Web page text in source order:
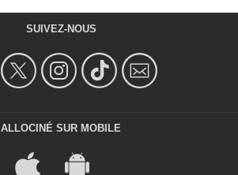
SUIVEZ-NOUS
ALLOCINÉ SUR MOBILE